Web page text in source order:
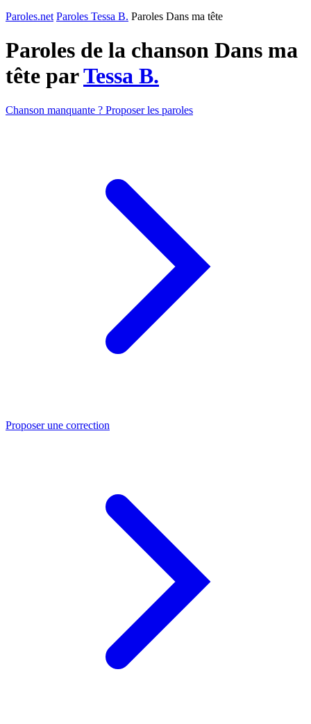
Paroles.net Paroles Tessa B. Paroles Dans ma tête
Paroles de la chanson Dans ma
tête parTessa B.
Chanson manquante ? Proposer les paroles
Proposer une correction